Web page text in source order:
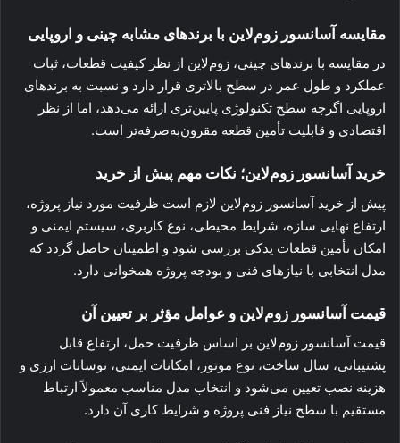
مقایسه آسانسور زوم‌لاین با برندهای مشابه چینی و اروپایی
در مقایسه با برندهای چینی، زوم‌لاین از نظر کیفیت قطعات، ثبات
عملکرد و طول عمر در سطح بالاتری قرار دارد و نسبت به برندهای
اروپایی اگرچه سطح تکنولوژی پایین‌تری ارائه می‌دهد، اما از نظر
اقتصادی و قابلیت تأمین قطعه مقرون‌به‌صرفه‌تر است.
خرید آسانسور زوم‌لاین؛ نکات مهم پیش از خرید
پیش از خرید آسانسور زوم‌لاین لازم است ظرفیت مورد نیاز پروژه،
ارتفاع نهایی سازه، شرایط محیطی، نوع کاربری، سیستم ایمنی و
امکان تأمین قطعات یدکی بررسی شود و اطمینان حاصل گردد که
مدل انتخابی با نیازهای فنی و بودجه پروژه همخوانی دارد.
قیمت آسانسور زوم‌لاین و عوامل مؤثر بر تعیین آن
قیمت آسانسور زوم‌لاین بر اساس ظرفیت حمل، ارتفاع قابل
پشتیبانی، سال ساخت، نوع موتور، امکانات ایمنی، نوسانات ارزی و
هزینه نصب تعیین می‌شود و انتخاب مدل مناسب معمولاً ارتباط
مستقیم با سطح نیاز فنی پروژه و شرایط کاری آن دارد.